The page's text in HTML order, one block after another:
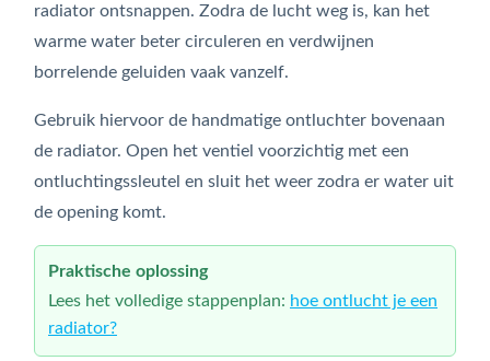
radiator ontsnappen. Zodra de lucht weg is, kan het
warme water beter circuleren en verdwijnen
borrelende geluiden vaak vanzelf.
Gebruik hiervoor de handmatige ontluchter bovenaan
de radiator. Open het ventiel voorzichtig met een
ontluchtingssleutel en sluit het weer zodra er water uit
de opening komt.
Praktische oplossing
Lees het volledige stappenplan: hoe ontlucht je een
radiator?